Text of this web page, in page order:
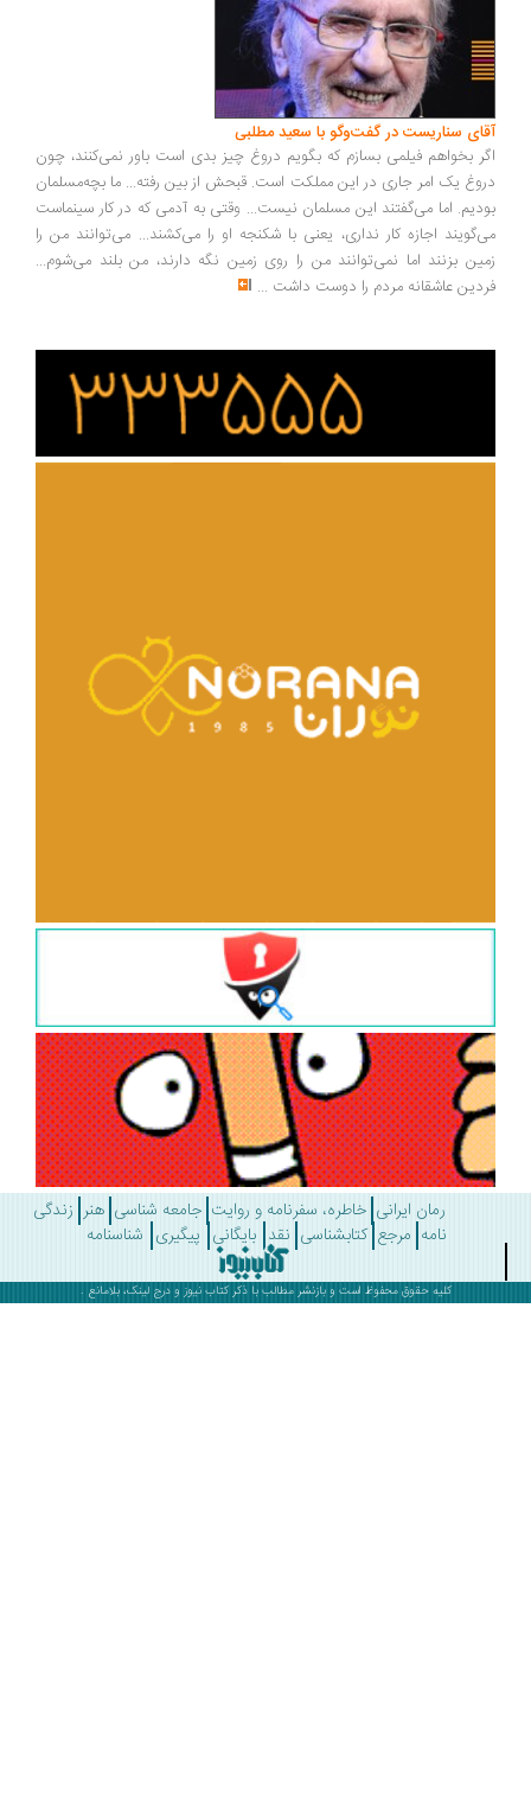
سناریست در گفت‌وگو با سعید مطلبی
بخواهم فیلمی بسازم که بگویم دروغ چیز بدی است باور نمی‌کنند، چون
یک امر جاری در این مملکت است. قبحش از بین رفته... ما بچه‌مسلمان
اما می‌گفتند این مسلمان نیست... وقتی به آدمی که در کار سینماست
اجازه کار نداری، یعنی با شکنجه او را می‌کشند... می‌توانند من را
بزنند اما نمی‌توانند من را روی زمین نگه دارند، من بلند می‌شوم...
عاشقانه مردم را دوست داشت ...
رمان ایرانی خاطره، سفرنامه و روایت جامعه شناسی هنر زندگی
مرجع کتابشناسی نقد بایگانی پیگیری شناسنامه
کلیه حقوق محفوظ است و بازنشر مطالب با ذکرکتاب نیوز و درج لینک، بلامانع .